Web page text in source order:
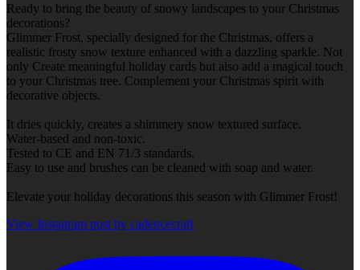
Ready to bring the beauty of snowy landscapes to your Christmas
decorations?
Glimmer Frost, specially designed for the Christmas, offers a
realistic frosty snow texture enhanced with a dazzling sparkle. Not
only Create meaningful holiday cards but also add a magical touch
to your Christmas tree. Complement your Christmas spirit with
decorative objects.
It dries quickly, creates a shimmery snow textured surface.
Water-based and non-toxic.
Tested to CE and EN 71/3 standards.
Easy to use and brushes can be cleaned with soap and water.
Elevate your holiday decorations this season with Glimmer Frost!
View Instagram post by cadencecraft